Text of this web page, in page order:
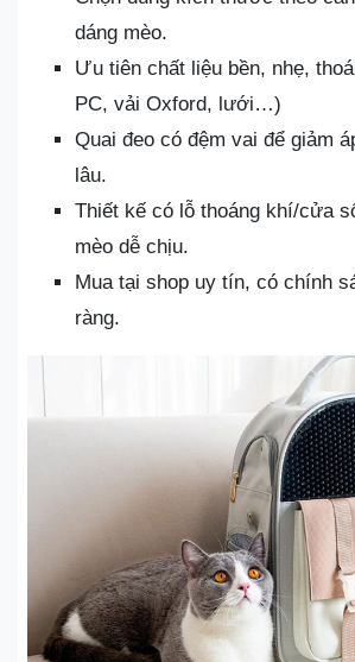
dáng mèo.
Ưu tiên chất liệu bền, nhẹ,
PC, vải Oxford, lưới…)
Quai đeo có đệm vai để giảm
lâu.
Thiết kế có lỗ thoáng khí/cửa
mèo dễ chịu.
Mua tại shop uy tín, có chính
ràng.